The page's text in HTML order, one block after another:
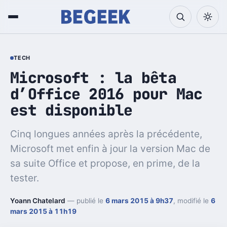
TECH
Microsoft : la bêta
d’Office 2016 pour Mac
est disponible
Cinq longues années après la précédente,
Microsoft met enfin à jour la version Mac de
sa suite Office et propose, en prime, de la
tester.
Yoann Chatelard — publié le 6 mars 2015 à 9h37, modifié le 6
mars 2015 à 11h19